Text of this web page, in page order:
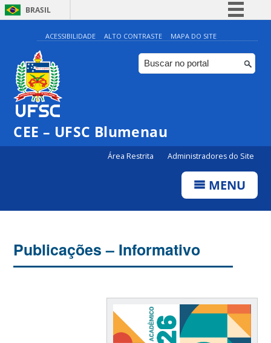
BRASIL
Simplifique!
Comunica BR
Participe
ACESSIBILIDADE ALTO CONTRASTE MAPA DO SITE
CEE – UFSC Blumenau
Área Restrita Administradores do Site
MENU
Publicações – Informativo